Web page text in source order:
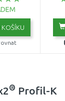
KOŠÍKU
® Profil-K